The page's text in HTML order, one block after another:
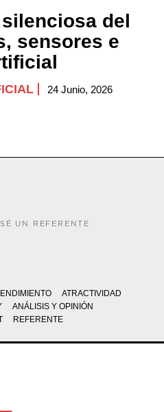
del
sensores e
24 Junio, 2026
SÉ UN REFERENTE
ATRACTIVIDAD
ANÁLISIS Y OPINIÓN
REFERENTE